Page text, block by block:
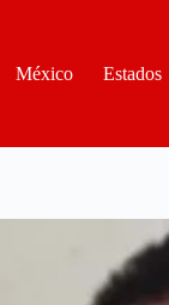
México
Estados